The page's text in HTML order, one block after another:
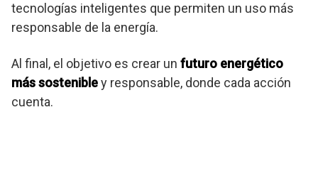
tecnologías inteligentes que permiten un uso más
responsable de la energía.
Al final, el objetivo es crear un futuro energético
más sostenibley responsable, donde cada acción
cuenta.